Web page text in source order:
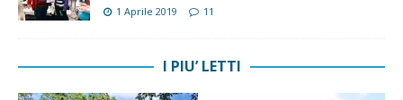
1 Aprile 2019 11
I PIU’ LETTI